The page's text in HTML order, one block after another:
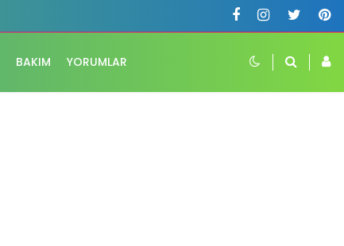
BAKIM YORUMLAR